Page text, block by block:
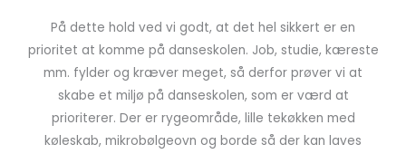
På dette hold ved vi godt, at det hel sikkert er en
prioritet at komme på danseskolen. Job, studie, kæreste
mm. fylder og kræver meget, så derfor prøver vi at
skabe et miljø på danseskolen, som er værd at
prioriterer. Der er rygeområde, lille tekøkken med
køleskab, mikrobølgeovn og borde så der kan laves